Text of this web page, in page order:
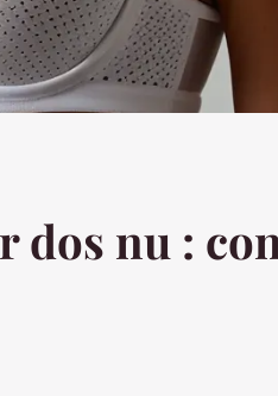
dos nu :